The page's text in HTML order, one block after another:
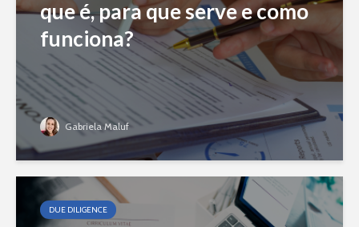
que é, para que serve e como
funciona?
Gabriela Maluf
DUE DILIGENCE